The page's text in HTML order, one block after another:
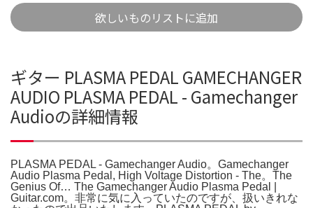
欲しいものリストに追加
ギター PLASMA PEDAL GAMECHANGER
AUDIO PLASMA PEDAL - Gamechanger
Audioの詳細情報
PLASMA PEDAL - Gamechanger Audio。Gamechanger
Audio Plasma Pedal, High Voltage Distortion - The。The
Genius Of… The Gamechanger Audio Plasma Pedal |
Guitar.com。非常に気に入っていたのですが、扱いきれな